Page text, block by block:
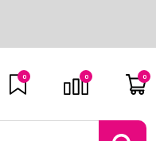
0 0 0